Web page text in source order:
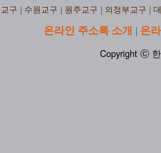
구 수원교구 원주교구 의정부교구
온라인 주소록 소개 | 온
Copyright ⓒ